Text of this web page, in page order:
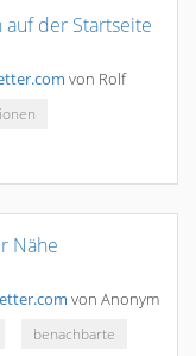
der Startseite
von Rolf
Nähe
von Anonym
benachbarte